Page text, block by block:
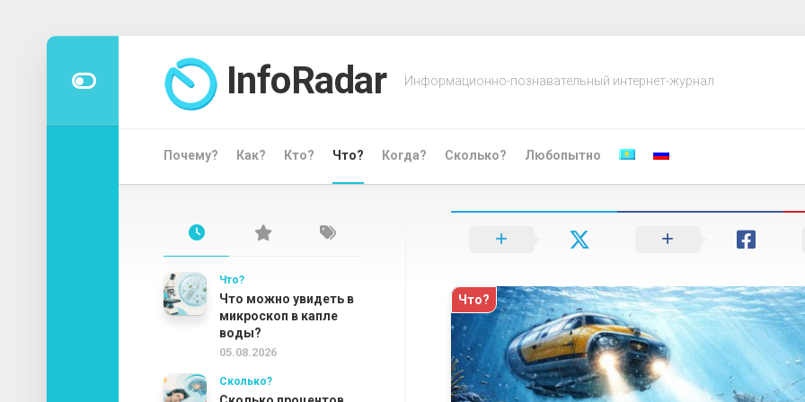
Перейти
содержанию
InfoRadar Информационно-познавательный интернет-журнал
Почему? Как? Кто? Что? Когда? Сколько? Любопытно
Что?
Что?
Что можно увидеть в
микроскоп в капле
воды?
05.08.2026
Сколько?